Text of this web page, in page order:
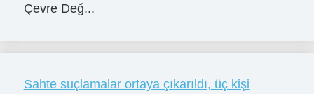
Çevre Değ...
Sahte suçlamalar ortaya çıkarıldı, üç kişi